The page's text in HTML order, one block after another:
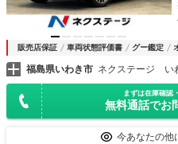
販売店保証 車両状態評価書 グー鑑定
福島県いわき市 ネクステージ い
まずは在庫確認
無料通話でお
今あなたの他